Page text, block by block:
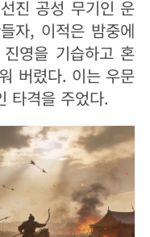
진 공성 무기인 운
자, 이적은 밤중에
영을 기습하고 혼
버렸다. 이는 우문
타격을 주었다.